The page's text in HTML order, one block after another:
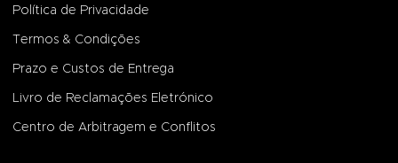
Política de Privacidade
Termos & Condições
Prazo e Custos de Entrega
Livro de Reclamações Eletrónico
Centro de Arbitragem e Conflitos